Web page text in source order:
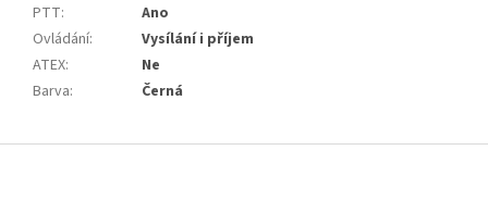
PTT:
Ano
Ovládání:
Vysílání i příjem
ATEX:
Ne
Barva: Černá